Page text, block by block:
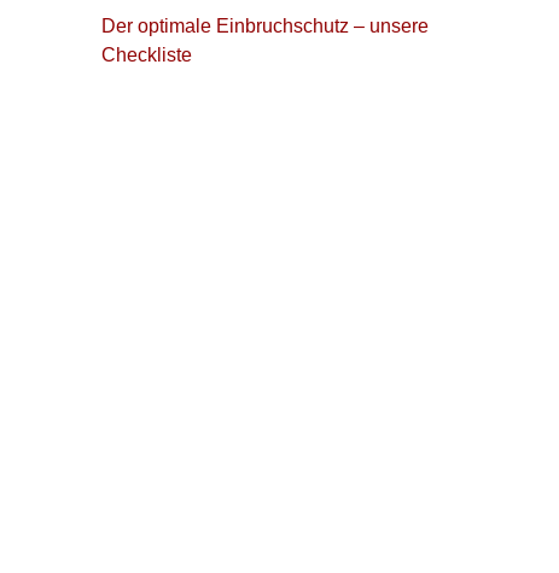
Der optimale Einbruchschutz – unsere
Checkliste